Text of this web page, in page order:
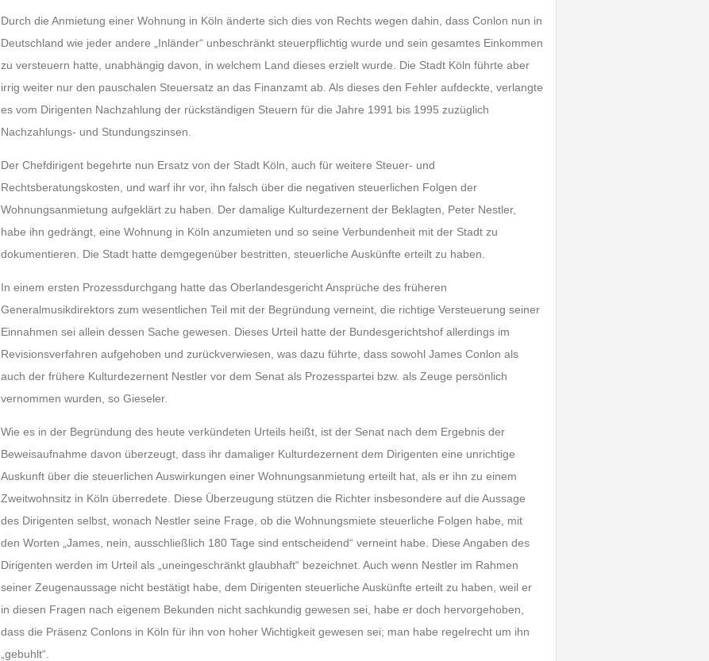
Durch die Anmietung einer Wohnung in Köln änderte sich dies von Rechts wegen dahin, dass Conlon nun in
Deutschland wie jeder andere „Inländer“ unbeschränkt steuerpflichtig wurde und sein gesamtes Einkommen
zu versteuern hatte, unabhängig davon, in welchem Land dieses erzielt wurde. Die Stadt Köln führte aber
irrig weiter nur den pauschalen Steuersatz an das Finanzamt ab. Als dieses den Fehler aufdeckte, verlangte
es vom Dirigenten Nachzahlung der rückständigen Steuern für die Jahre 1991 bis 1995 zuzüglich
Nachzahlungs- und Stundungszinsen.
Der Chefdirigent begehrte nun Ersatz von der Stadt Köln, auch für weitere Steuer- und
Rechtsberatungskosten, und warf ihr vor, ihn falsch über die negativen steuerlichen Folgen der
Wohnungsanmietung aufgeklärt zu haben. Der damalige Kulturdezernent der Beklagten, Peter Nestler,
habe ihn gedrängt, eine Wohnung in Köln anzumieten und so seine Verbundenheit mit der Stadt zu
dokumentieren. Die Stadt hatte demgegenüber bestritten, steuerliche Auskünfte erteilt zu haben.
In einem ersten Prozessdurchgang hatte das Oberlandesgericht Ansprüche des früheren
Generalmusikdirektors zum wesentlichen Teil mit der Begründung verneint, die richtige Versteuerung seiner
Einnahmen sei allein dessen Sache gewesen. Dieses Urteil hatte der Bundesgerichtshof allerdings im
Revisionsverfahren aufgehoben und zurückverwiesen, was dazu führte, dass sowohl James Conlon als
auch der frühere Kulturdezernent Nestler vor dem Senat als Prozesspartei bzw. als Zeuge persönlich
vernommen wurden, so Gieseler.
Wie es in der Begründung des heute verkündeten Urteils heißt, ist der Senat nach dem Ergebnis der
Beweisaufnahme davon überzeugt, dass ihr damaliger Kulturdezernent dem Dirigenten eine unrichtige
Auskunft über die steuerlichen Auswirkungen einer Wohnungsanmietung erteilt hat, als er ihn zu einem
Zweitwohnsitz in Köln überredete. Diese Überzeugung stützen die Richter insbesondere auf die Aussage
des Dirigenten selbst, wonach Nestler seine Frage, ob die Wohnungsmiete steuerliche Folgen habe, mit
den Worten „James, nein, ausschließlich 180 Tage sind entscheidend“ verneint habe. Diese Angaben des
Dirigenten werden im Urteil als „uneingeschränkt glaubhaft“ bezeichnet. Auch wenn Nestler im Rahmen
seiner Zeugenaussage nicht bestätigt habe, dem Dirigenten steuerliche Auskünfte erteilt zu haben, weil er
in diesen Fragen nach eigenem Bekunden nicht sachkundig gewesen sei, habe er doch hervorgehoben,
dass die Präsenz Conlons in Köln für ihn von hoher Wichtigkeit gewesen sei; man habe regelrecht um ihn
„gebuhlt“.